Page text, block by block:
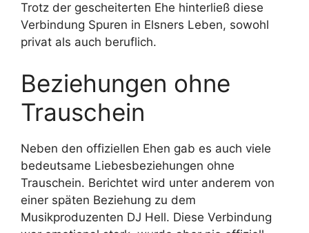
Trotz der gescheiterten Ehe hinterließ diese
Verbindung Spuren in Elsners Leben, sowohl
privat als auch beruflich.
Beziehungen ohne
Trauschein
Neben den offiziellen Ehen gab es auch viele
bedeutsame Liebesbeziehungen ohne
Trauschein. Berichtet wird unter anderem von
einer späten Beziehung zu dem
Musikproduzenten DJ Hell. Diese Verbindung